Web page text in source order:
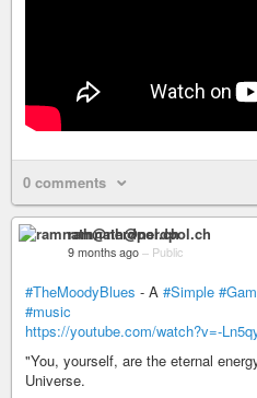
0 comments
ramnath@nerdpol.ch
9 months ago – Public
#TheMoodyBlues - A #Simple
#music
https://youtube.com/watch?v=-
"You, yourself, are the eternal
Universe.